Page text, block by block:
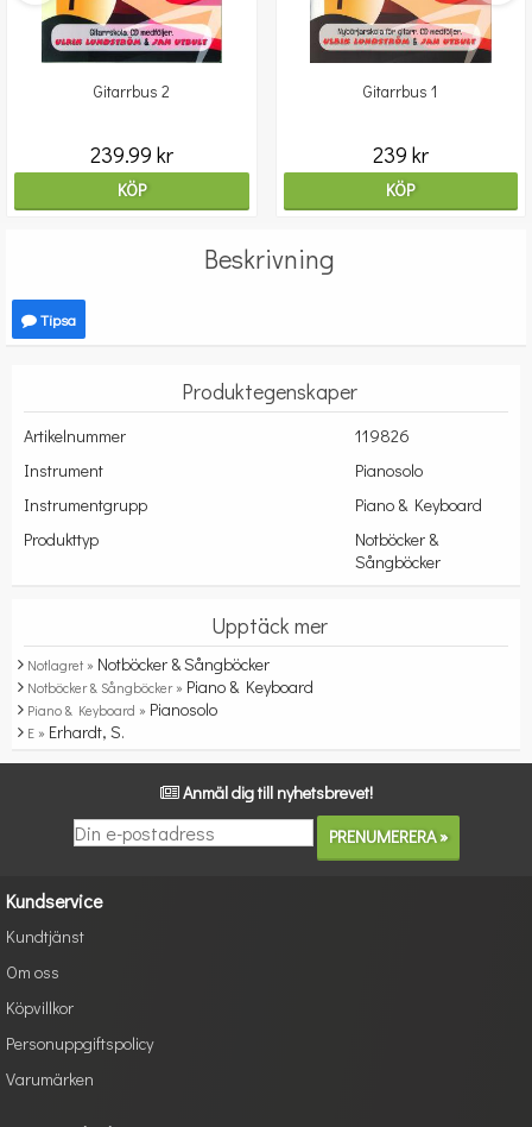
Gitarrbus 2
239.99 kr
KÖP
Gitarrbus 1
239 kr
KÖP
Beskrivning
Tipsa
Produktegenskaper
Artikelnummer
119826
Instrument
Pianosolo
Instrumentgrupp
Piano & Keyboard
Produkttyp
Notböcker &
Sångböcker
Upptäck mer
Notlagret » Notböcker & Sångböcker
Notböcker & Sångböcker » Piano & Keyboard
Piano & Keyboard » Pianosolo
E » Erhardt, S.
Anmäl dig till nyhetsbrevet!
Kundservice
Kundtjänst
Om oss
Köpvillkor
Personuppgiftspolicy
Varumärken